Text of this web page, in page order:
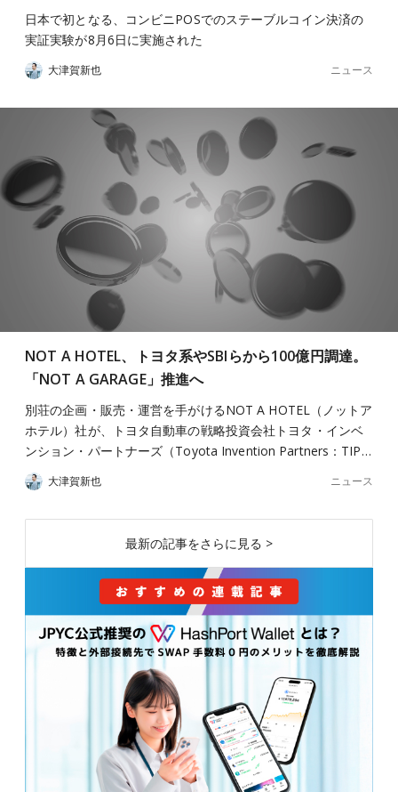
日本で初となる、コンビニPOSでのステーブルコイン決済の
実証実験が8月6日に実施された
大津賀新也 ニュース
NOT A HOTEL、トヨタ系やSBIらから100億円調達。
「NOT A GARAGE」推進へ
別荘の企画・販売・運営を手がけるNOT A HOTEL（ノットア
ホテル）社が、トヨタ自動車の戦略投資会社トヨタ・インベ
ンション・パートナーズ（Toyota Invention Partners：TIP…
大津賀新也 ニュース
最新の記事をさらに見る >